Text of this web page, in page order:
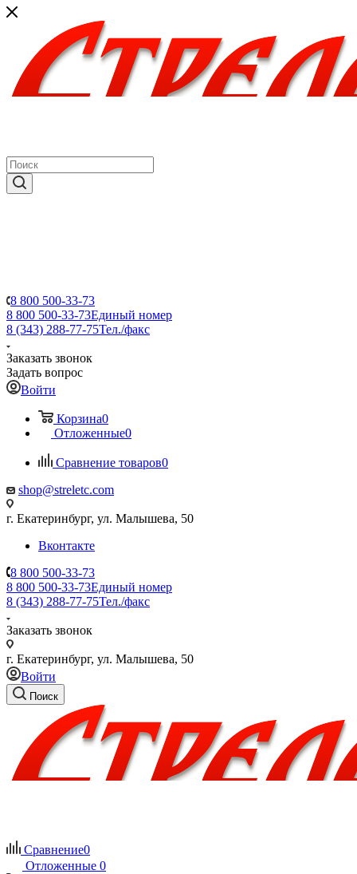
8 800 500-33-73
8 800 500-33-73Единый номер
8 (343) 288-77-75Тел./факс
Заказать звонок
Задать вопрос
Войти
Корзина0
Отложенные0
Сравнение товаров0
shop@streletc.com
г. Екатеринбург, ул. Малышева, 50
Вконтакте
8 800 500-33-73
8 800 500-33-73Единый номер
8 (343) 288-77-75Тел./факс
Заказать звонок
г. Екатеринбург, ул. Малышева, 50
Войти
Поиск
Сравнение0
Отложенные 0